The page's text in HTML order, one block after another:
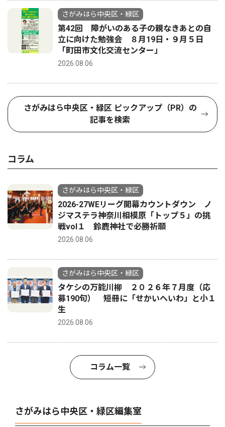
さがみはら中央区・緑区
第42回 障がいのある子の親なきあとの自
立に向けた勉強会 ８月19日・９月５日
「町田市文化交流センター」
2026.08.06
さがみはら中央区・緑区 ピックアップ（PR）の
記事を検索
コラム
さがみはら中央区・緑区
2026-27WEリーグ開幕カウントダウン ノ
ジマステラ神奈川相模原「トップ５」の挑
戦vol１ 鈴鹿神社で必勝祈願
2026.08.06
さがみはら中央区・緑区
タケシの万能川柳 ２０２６年７月度（応
募190句） 短冊に「せかいへいわ」と小１
生
2026.08.06
コラム一覧
さがみはら中央区・緑区編集室